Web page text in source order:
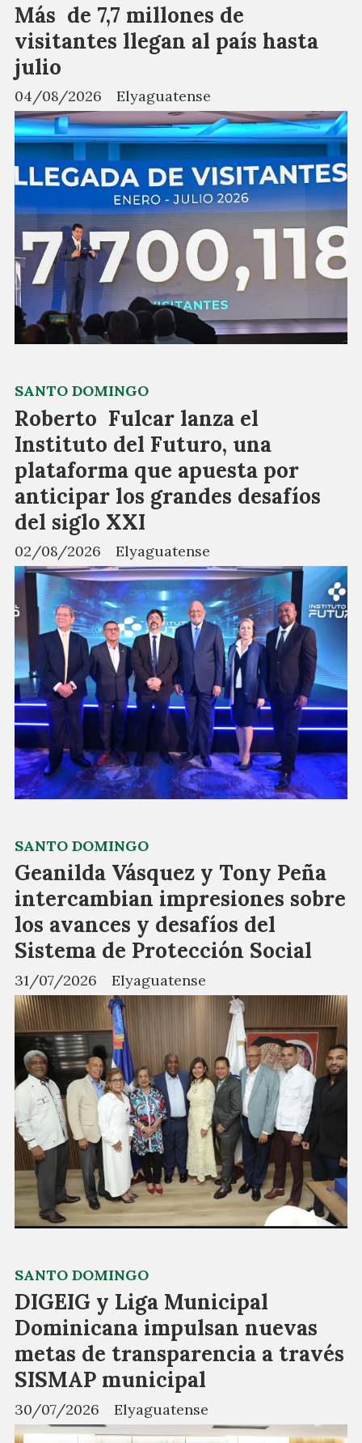
Más de 7,7 millones de
visitantes llegan al país hasta
julio
Elyaguatense
04/08/2026
Roberto Fulcar lanza el
Instituto del Futuro, una
plataforma que apuesta por
anticipar los grandes desafíos
del siglo XXI
Elyaguatense
SANTO DOMINGO
02/08/2026
Geanilda Vásquez y Tony Peña
intercambian impresiones sobre
los avances y desafíos del
Sistema de Protección Social
Elyaguatense
SANTO DOMINGO
31/07/2026
DIGEIG y Liga Municipal
Dominicana impulsan nuevas
metas de transparencia a través
SISMAP municipal
Elyaguatense
SANTO DOMINGO
30/07/2026